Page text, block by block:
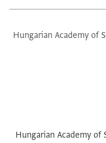
Hungarian Academy of
Hungarian Academy of